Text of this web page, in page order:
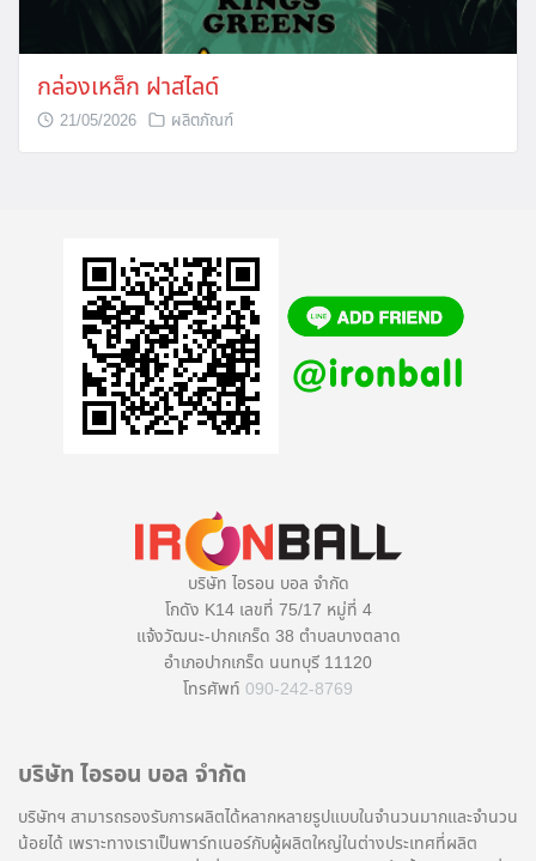
กล่องเหล็ก ฝาสไลด์
21/05/2026 ผลิตภัณฑ์
บริษัท ไอรอน บอล จำกัด
โกดัง K14 เลขที่ 75/17 หมู่ที่ 4
แจ้งวัฒนะ-ปากเกร็ด 38 ตำบลบางตลาด
อำเภอปากเกร็ด นนทบุรี 11120
โทรศัพท์ 090-242-8769
บริษัท ไอรอน บอล จำกัด
บริษัทฯ สามารถรองรับการผลิตได้หลากหลายรูปแบบในจำนวนมากและจำนวน
น้อยได้ เพราะทางเราเป็นพาร์ทเนอร์กับผู้ผลิตใหญ่ในต่างประเทศที่ผลิต